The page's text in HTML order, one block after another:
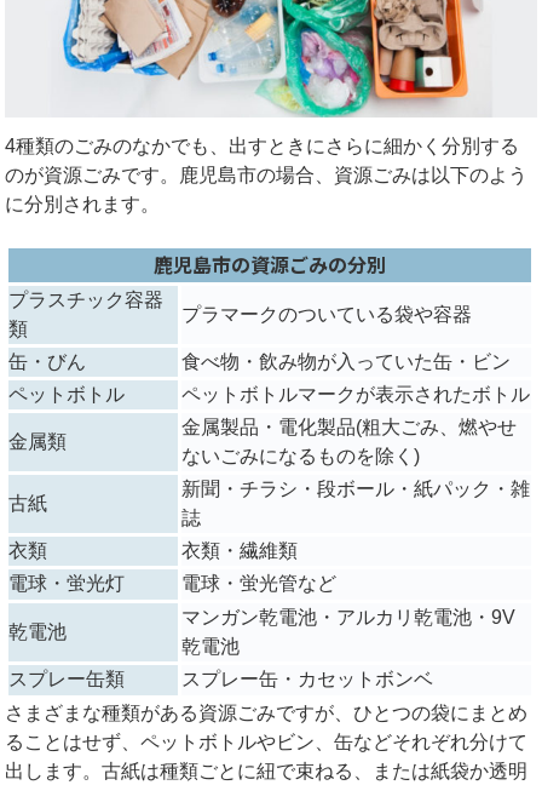
4種類のごみのなかでも、出すときにさらに細かく分別する
のが資源ごみです。鹿児島市の場合、資源ごみは以下のよう
に分別されます。
鹿児島市の資源ごみの分別
プラスチック容器
類
プラマークのついている袋や容器
缶・びん
食べ物・飲み物が入っていた缶・ビン
ペットボトル
ペットボトルマークが表示されたボトル
金属類
金属製品・電化製品(粗大ごみ、燃やせ
ないごみになるものを除く)
古紙
新聞・チラシ・段ボール・紙パック・雑
誌
衣類
衣類・繊維類
電球・蛍光灯
電球・蛍光管など
乾電池
マンガン乾電池・アルカリ乾電池・9V
乾電池
スプレー缶類
スプレー缶・カセットボンベ
さまざまな種類がある資源ごみですが、ひとつの袋にまとめ
ることはせず、ペットボトルやビン、缶などそれぞれ分けて
出します。古紙は種類ごとに紐で束ねる、または紙袋か透明